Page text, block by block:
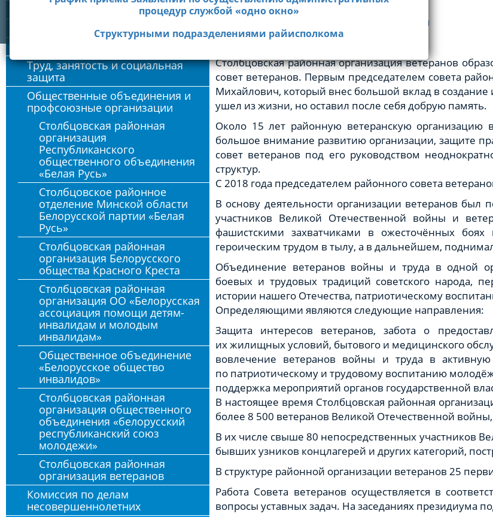
процедур службой «одно окно»
Cтруктурными подразделениями райисполкома
Время работы горячей линии с 8.30 до 13.00
Идеология
Молодежная политика
Труд, занятость и социальная
защита
Общественные объединения и
профсоюзные организации
Столбцовская районная
организация
Республиканского
общественного объединения
«Белая Русь»
Столбцовское районное
отделение Минской области
Белорусской партии «Белая
Русь»
Столбцовская районная
организация Белорусского
общества Красного Креста
Столбцовская районная
организация ОО «Белорусская
ассоциация помощи детям-
инвалидам и молодым
инвалидам»
Общественное объединение
«Белорусское общество
инвалидов»
Столбцовская районная
организация общественного
объединения «белорусский
республиканский союз
молодежи»
Столбцовская районная
организация ветеранов
Комиссия по делам
несовершеннолетних
stolbrsveteran@mail.ru
Историческая справка
Столбцовская районная организация ветеранов
совет ветеранов. Первым председателем совета
Михайлович, который внес большой вклад в
ушел из жизни, но оставил после себя добрую память.
Около 15 лет районную ветеранскую организацию
большое внимание развитию организации, защите
совет ветеранов под его руководством
структур.
С 2018 года председателем районного совета
В основу деятельности организации ветеранов
участников Великой Отечественной войны и
фашистскими захватчиками в ожесточённых
героическим трудом в тылу, а в дальнейшем,
Объединение ветеранов войны и труда в одной
боевых и трудовых традиций советского народа,
истории нашего Отечества, патриотическому
Определяющими являются следующие направления:
Защита интересов ветеранов, забота о
их жилищных условий, бытового и медицинского
вовлечение ветеранов войны и труда в
по патриотическому и трудовому воспитанию
поддержка мероприятий органов государственной
В настоящее время Столбцовская районная
более 8 500 ветеранов Великой Отечественной
В их числе свыше 80 непосредственных участников
бывших узников концлагерей и других категорий,
В структуре районной организации ветеранов 25
Работа Совета ветеранов осуществляется в
вопросы уставных задач. На заседаниях президиума